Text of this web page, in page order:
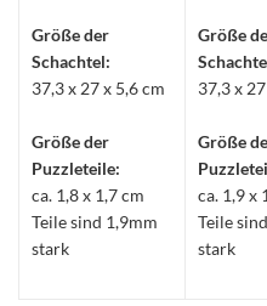
Größe der
Schachtel:
37,3 x 27 x 5,6 cm
Größe der
Puzzleteile:
ca. 1,8 x 1,7 cm
Teile sind 1,9mm
stark
Größe
37,3 x
Größe
ca. 1,9 x
Teile
stark